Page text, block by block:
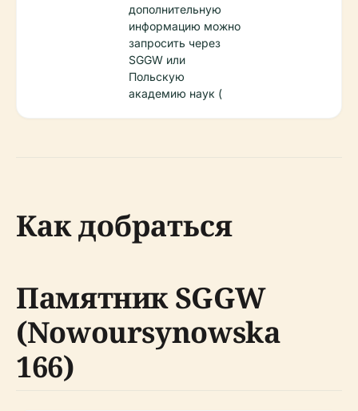
дополнительную
информацию можно
запросить через
SGGW или
Польскую
академию наук (
Как добраться
Памятник SGGW
(Nowoursynowska
166)